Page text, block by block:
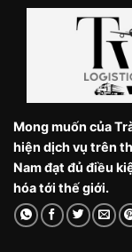
Mong muốn của
hiện dịch vụ trên
Nam đạt đủ điều
hóa tới thế giới.